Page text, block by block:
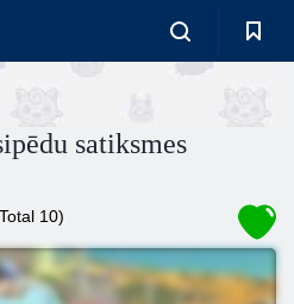
satiksmes
10)